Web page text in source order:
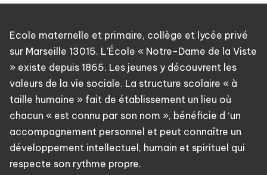
Ecole maternelle et primaire, collège et lycée privé
sur Marseille 13015. L'École « Notre-Dame de la Viste
» existe depuis 1865. Les jeunes y découvrent les
valeurs de la vie sociale. La structure scolaire « à
taille humaine » fait de établissement un lieu où
chacun « est connu par son nom », bénéficie d ‘un
accompagnement personnel et peut connaître un
développement intellectuel, humain et spirituel qui
respecte son rythme propre.